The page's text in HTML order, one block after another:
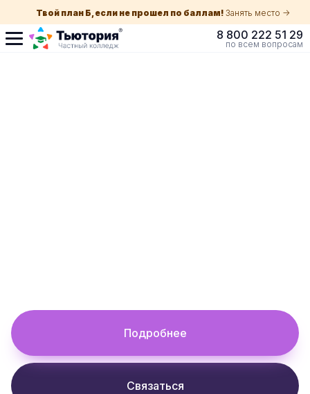
Твой план Б, если не прошел по баллам! Занять место ->
8 800 222 51 29
по всем вопросам
Подробнее
Связаться